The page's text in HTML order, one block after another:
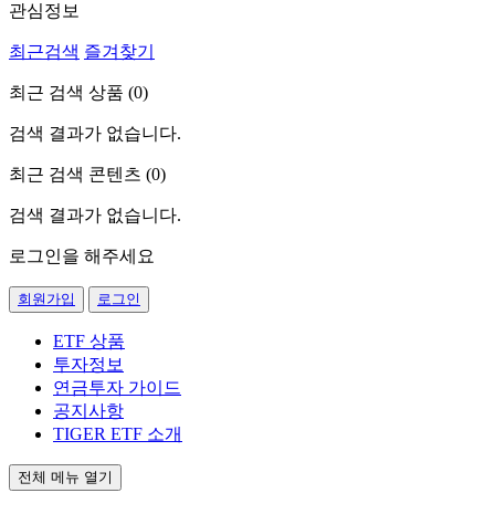
관심정보
최근검색 즐겨찾기
최근 검색 상품 (0)
검색 결과가 없습니다.
최근 검색 콘텐츠 (0)
검색 결과가 없습니다.
로그인을 해주세요
회원가입 로그인
ETF 상품
투자정보
연금투자 가이드
공지사항
TIGER ETF 소개
전체 메뉴 열기